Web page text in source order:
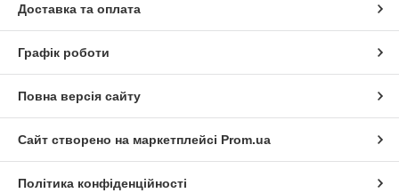
Доставка та оплата
Графік роботи
Повна версія сайту
Сайт створено на маркетплейсі Prom.ua
Політика конфіденційності